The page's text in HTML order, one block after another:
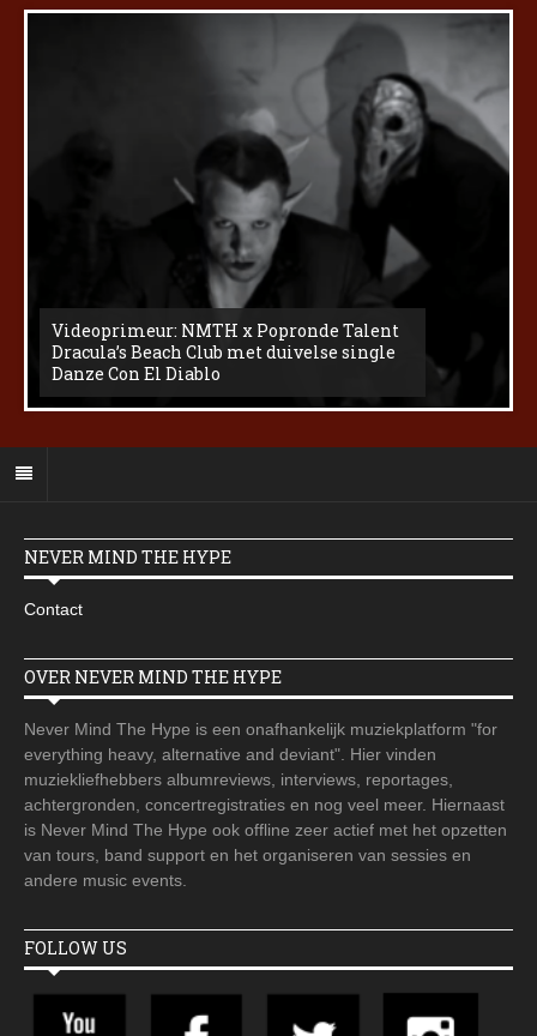
Videoprimeur: NMTH x Popronde Talent
Dracula’s Beach Club met duivelse single
Danze Con El Diablo
NEVER MIND THE HYPE
Contact
OVER NEVER MIND THE HYPE
Never Mind The Hype is een onafhankelijk muziekplatform "for
everything heavy, alternative and deviant". Hier vinden
muziekliefhebbers albumreviews, interviews, reportages,
achtergronden, concertregistraties en nog veel meer. Hiernaast
is Never Mind The Hype ook offline zeer actief met het opzetten
van tours, band support en het organiseren van sessies en
andere music events.
FOLLOW US